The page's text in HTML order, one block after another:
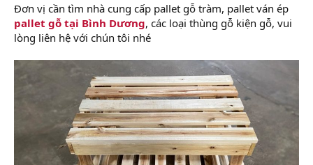
Đơn vị cần tìm nhà cung cấp pallet gỗ tràm, pallet ván ép
pallet gỗ tại Bình Dương, các loại thùng gỗ kiện gỗ, vui
lòng liên hệ với chún tôi nhé